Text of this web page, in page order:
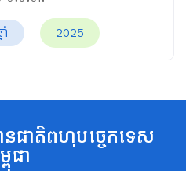
2025
ជាតិពហុបច្ចេកទេស
ពុជា